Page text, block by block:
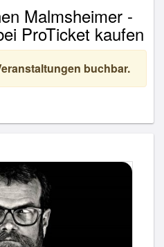
Malmsheimer -
ProTicket kaufen
buchbar.